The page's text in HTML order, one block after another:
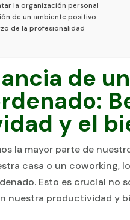
la organización personal
de un ambiente positivo
de la profesionalidad
de
y el
la mayor parte de
casa o un coworking,
Esto es crucial no
nuestra productividad y